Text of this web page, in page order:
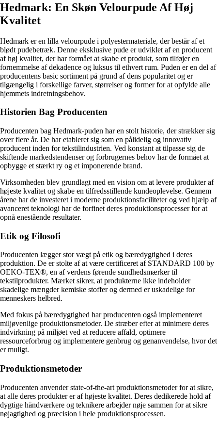
Hedmark: En Skøn Velourpude Af Høj
Kvalitet
Hedmark er en lilla velourpude i polyestermateriale, der består af et
blødt pudebetræk. Denne eksklusive pude er udviklet af en producent
af høj kvalitet, der har formået at skabe et produkt, som tilføjer en
fornemmelse af dekadence og luksus til ethvert rum. Puden er en del af
producentens basic sortiment på grund af dens popularitet og er
tilgængelig i forskellige farver, størrelser og former for at opfylde alle
hjemmets indretningsbehov.
Historien Bag Producenten
Producenten bag Hedmark-puden har en stolt historie, der strækker sig
over flere år. De har etableret sig som en pålidelig og innovativ
producent inden for tekstilindustrien. Ved konstant at tilpasse sig de
skiftende markedstendenser og forbrugernes behov har de formået at
opbygge et stærkt ry og et imponerende brand.
Virksomheden blev grundlagt med en vision om at levere produkter af
højeste kvalitet og skabe en tilfredsstillende kundeoplevelse. Gennem
årene har de investeret i moderne produktionsfaciliteter og ved hjælp af
avanceret teknologi har de forfinet deres produktionsprocesser for at
opnå enestående resultater.
Etik og Filosofi
Producenten lægger stor vægt på etik og bæredygtighed i deres
produktion. De er stolte af at være certificeret af STANDARD 100 by
OEKO-TEX®, en af verdens førende sundhedsmærker til
tekstilprodukter. Mærket sikrer, at produkterne ikke indeholder
skadelige mængder kemiske stoffer og dermed er uskadelige for
menneskers helbred.
Med fokus på bæredygtighed har producenten også implementeret
miljøvenlige produktionsmetoder. De stræber efter at minimere deres
indvirkning på miljøet ved at reducere affald, optimere
ressourceforbrug og implementere genbrug og genanvendelse, hvor det
er muligt.
Produktionsmetoder
Producenten anvender state-of-the-art produktionsmetoder for at sikre,
at alle deres produkter er af højeste kvalitet. Deres dedikerede hold af
dygtige håndværkere og teknikere arbejder nøje sammen for at sikre
nøjagtighed og præcision i hele produktionsprocessen.